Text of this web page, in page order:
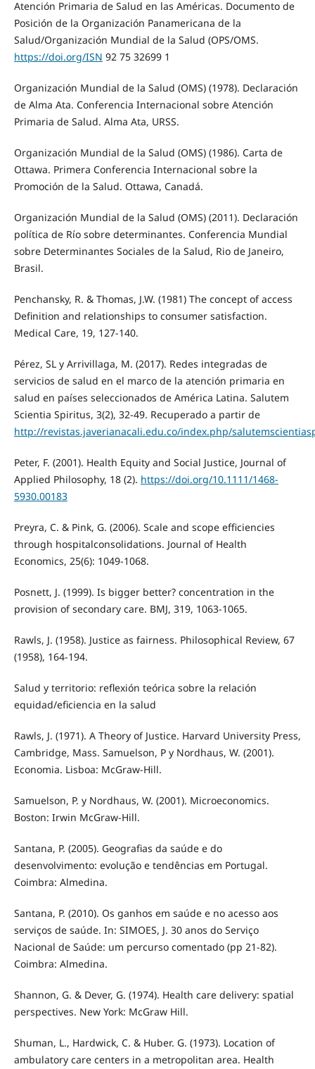
Atención Primaria de Salud en las Américas. Documento de
Posición de la Organización Panamericana de la
Salud/Organización Mundial de la Salud (OPS/OMS.
https://doi.org/ISN 92 75 32699 1
Organización Mundial de la Salud (OMS) (1978). Declaración
de Alma Ata. Conferencia Internacional sobre Atención
Primaria de Salud. Alma Ata, URSS.
Organización Mundial de la Salud (OMS) (1986). Carta de
Ottawa. Primera Conferencia Internacional sobre la
Promoción de la Salud. Ottawa, Canadá.
Organización Mundial de la Salud (OMS) (2011). Declaración
política de Río sobre determinantes. Conferencia Mundial
sobre Determinantes Sociales de la Salud, Rio de Janeiro,
Brasil.
Penchansky, R. & Thomas, J.W. (1981) The concept of access
Definition and relationships to consumer satisfaction.
Medical Care, 19, 127-140.
Pérez, SL y Arrivillaga, M. (2017). Redes integradas de
servicios de salud en el marco de la atención primaria en
salud en países seleccionados de América Latina. Salutem
Scientia Spiritus, 3(2), 32-49. Recuperado a partir de
http://revistas.javerianacali.edu.co/index.php/
Peter, F. (2001). Health Equity and Social Justice, Journal of
Applied Philosophy, 18 (2). https://doi.org/10.1111/1468-
5930.00183
Preyra, C. & Pink, G. (2006). Scale and scope efficiencies
through hospitalconsolidations. Journal of Health
Economics, 25(6): 1049-1068.
Posnett, J. (1999). Is bigger better? concentration in the
provision of secondary care. BMJ, 319, 1063-1065.
Rawls, J. (1958). Justice as fairness. Philosophical Review, 67
(1958), 164-194.
Salud y territorio: reflexión teórica sobre la relación
equidad/eficiencia en la salud
Rawls, J. (1971). A Theory of Justice. Harvard University Press,
Cambridge, Mass. Samuelson, P y Nordhaus, W. (2001).
Economia. Lisboa: McGraw-Hill.
Samuelson, P. y Nordhaus, W. (2001). Microeconomics.
Boston: Irwin McGraw-Hill.
Santana, P. (2005). Geografias da saúde e do
desenvolvimento: evolução e tendências em Portugal.
Coimbra: Almedina.
Santana, P. (2010). Os ganhos em saúde e no acesso aos
serviços de saúde. In: SIMOES, J. 30 anos do Serviço
Nacional de Saúde: um percurso comentado (pp 21-82).
Coimbra: Almedina.
Shannon, G. & Dever, G. (1974). Health care delivery: spatial
perspectives. New York: McGraw Hill.
Shuman, L., Hardwick, C. & Huber. G. (1973). Location of
ambulatory care centers in a metropolitan area. Health